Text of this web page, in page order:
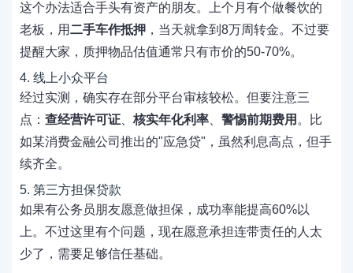
这个办法适合手头有资产的朋友。上个月有个做餐饮的
老板，用二手车作抵押 ，当天就拿到8万周转金。不过要
提醒大家，质押物品估值通常只有市价的50-70%。
4. 线上小众平台
经过实测，确实存在部分平台审核较松。但要注意三
点： 查经营许可证 核实年化利率 警惕前期费用 。比
如某消费金融公司推出的"应急贷"，虽然利息高点，但手
续齐全。
5. 第三方担保贷款
如果有公务员朋友愿意做担保，成功率能提高60%以
上。不过这里有个问题，现在愿意承担连带责任的人太
少了，需要足够信任基础。